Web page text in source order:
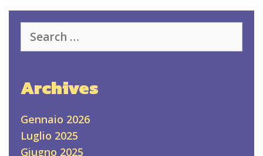
for:
Archives
Gennaio 2026
Luglio 2025
Giugno 2025